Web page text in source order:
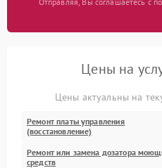
Цены на
Цены актуальны на
Ремонт платы управления
(восстановление)
Ремонт или замена дозатора
средств